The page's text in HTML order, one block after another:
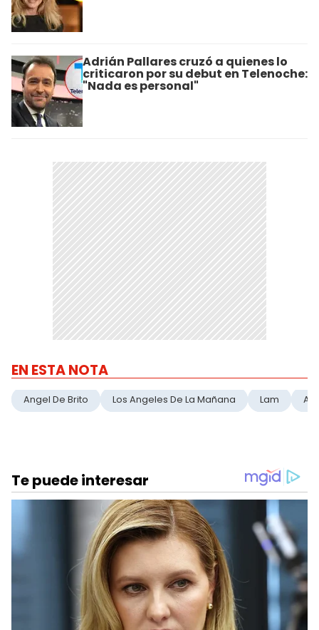
Adrián Pallares cruzó a quienes lo
criticaron por su debut en Telenoche:
"Nada es personal"
EN ESTA NOTA
Angel De Brito Los Angeles De La Mañana Lam